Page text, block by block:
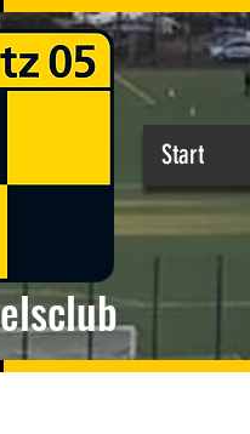
Start